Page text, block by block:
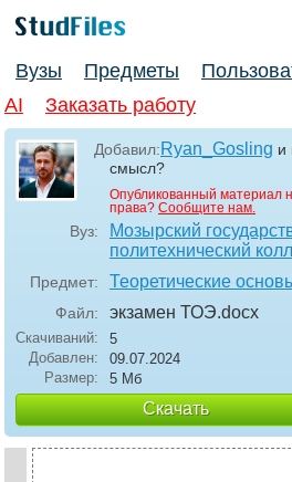
Вузы Предметы
AI
Заказать работу
Добавил:Ryan_Gosling и
смысл?
Опубликованный материал
права? Сообщите нам.
Вуз:
Мозырский
политехнический
Предмет: Теоретические
Файл: экзамен ТОЭ.docx
Скачиваний:
5
Добавлен:
09.07.2024
Размер:
5 Мб
Скачать